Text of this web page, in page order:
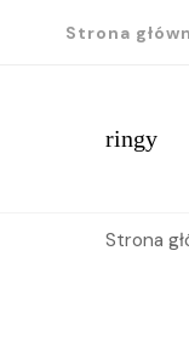
Strona
ringy
Strona